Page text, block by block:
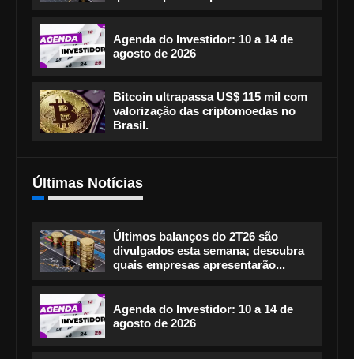
Agenda do Investidor: 10 a 14 de
agosto de 2026
Bitcoin ultrapassa US$ 115 mil com
valorização das criptomoedas no
Brasil.
Últimas Notícias
Últimos balanços do 2T26 são
divulgados esta semana; descubra
quais empresas apresentarão...
Agenda do Investidor: 10 a 14 de
agosto de 2026